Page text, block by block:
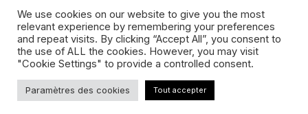
Actualité Agen - Actualité en lot et Garonne - Actualité
Villeneuve sur Lot
We use cookies on our website to give you the most
relevant experience by remembering your preferences
and repeat visits. By clicking “Accept All”, you consent to
the use of ALL the cookies. However, you may visit
"Cookie Settings" to provide a controlled consent.
Paramètres des cookies Tout accepter